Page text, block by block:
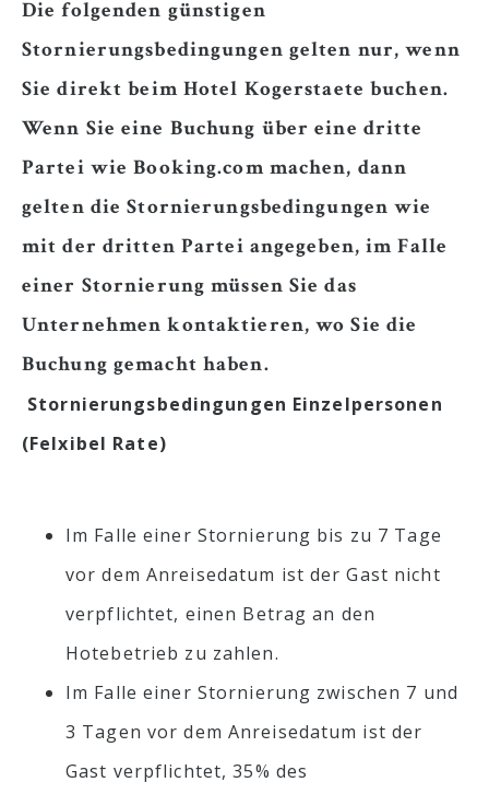
E-mail: info@kogerstaete.nl
Kontakt
DE
Die folgenden günstigen
Stornierungsbedingungen gelten nur, wenn
Sie direkt beim Hotel Kogerstaete buchen.
Wenn Sie eine Buchung über eine dritte
Partei wie Booking.com machen, dann
gelten die Stornierungsbedingungen wie
mit der dritten Partei angegeben, im Falle
einer Stornierung müssen Sie das
Unternehmen kontaktieren, wo Sie die
Buchung gemacht haben.
Stornierungsbedingungen Einzelpersonen
(Felxibel Rate)
Im Falle einer Stornierung bis zu 7 Tage
vor dem Anreisedatum ist der Gast nicht
verpflichtet, einen Betrag an den
Hotebetrieb zu zahlen.
Im Falle einer Stornierung zwischen 7 und
3 Tagen vor dem Anreisedatum ist der
Gast verpflichtet, 35% des